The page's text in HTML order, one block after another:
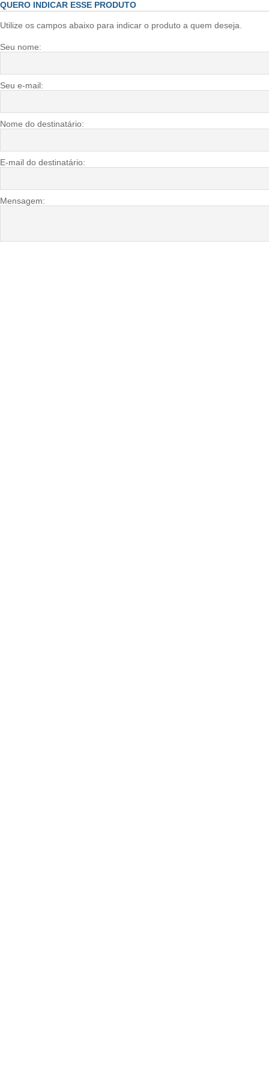
QUERO INDICAR ESSE PRODUTO
Utilize os campos abaixo para indicar o produto a quem deseja.
Seu nome:
Seu e-mail:
Nome do destinatário:
E-mail do destinatário:
Mensagem: